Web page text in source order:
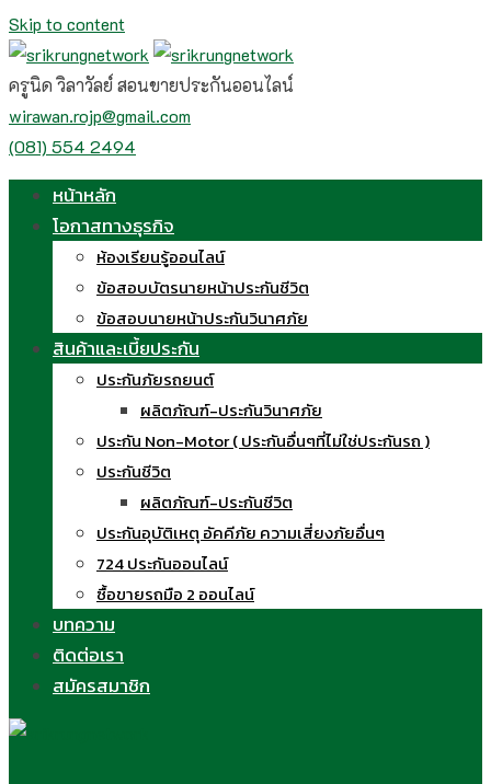
Skip to content
ครูนิด วิลาวัลย์ สอนขายประกันออนไลน์
wirawan.rojp@gmail.com
(081) 554 2494
หน้าหลัก
โอกาสทางธุรกิจ
ห้องเรียนรู้ออนไลน์
ข้อสอบบัตรนายหน้าประกันชีวิต
ข้อสอบนายหน้าประกันวินาศภัย
สินค้าและเบี้ยประกัน
ประกันภัยรถยนต์
ผลิตภัณฑ์-ประกันวินาศภัย
ประกัน Non-Motor ( ประกันอื่นๆที่ไม่ใช่ประกันรถ )
ประกันชีวิต
ผลิตภัณฑ์-ประกันชีวิต
ประกันอุบัติเหตุ อัคคีภัย ความเสี่ยงภัยอื่นๆ
724 ประกันออนไลน์
ซื้อขายรถมือ 2 ออนไลน์
บทความ
ติดต่อเรา
สมัครสมาชิก